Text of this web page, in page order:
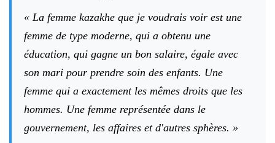
« La femme kazakhe que je voudrais voir est une
femme de type moderne, qui a obtenu une
éducation, qui gagne un bon salaire, égale avec
son mari pour prendre soin des enfants. Une
femme qui a exactement les mêmes droits que les
hommes. Une femme représentée dans le
gouvernement, les affaires et d'autres sphères. »